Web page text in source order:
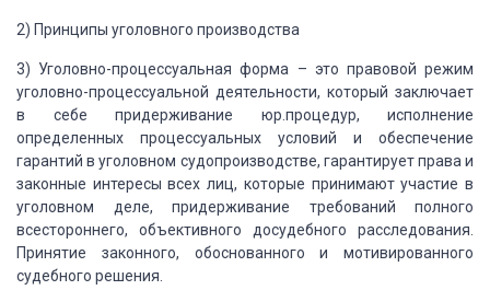
2) Принципы уголовного производства
3) Уголовно-процессуальная форма – это правовой режим
уголовно-процессуальной деятельности, который заключает
в себе придерживание юр.процедур, исполнение
определенных процессуальных условий и обеспечение
гарантий в уголовном судопроизводстве, гарантирует права и
законные интересы всех лиц, которые принимают участие в
уголовном деле, придерживание требований полного
всестороннего, объективного досудебного расследования.
Принятие законного, обоснованного и мотивированного
судебного решения.